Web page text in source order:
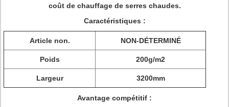
coût de chauffage de serres chaudes.
Caractéristiques :
Article non. NON-DÉTERMINÉ
Poids 200g/m2
Largeur 3200mm
Avantage compétitif :